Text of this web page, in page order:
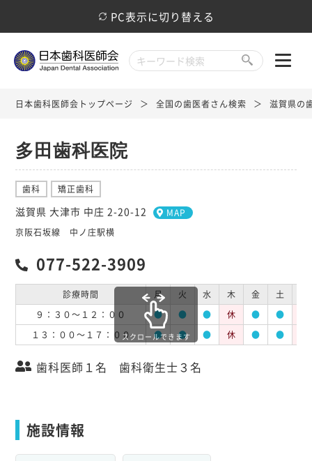
PC表示に切り替える
日本歯科医師会トップページ 全国の歯医者さん検索 滋賀県の
多田歯科医院
歯科 矯正歯科
滋賀県 大津市 中庄 2-20-12
MAP
京阪石坂線 中ノ庄駅横
077-522-3909
診療時間 月 火 水 木 金 土
９：３０～１２：００
● ● ● 休 ● ●
１３：００～１７：００
● ● ● 休 ● ●
スクロールできます
歯科医師１名 歯科衛生士３名
施設情報